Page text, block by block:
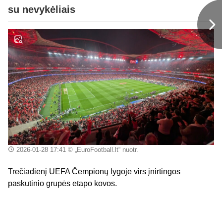
su nevykėliais
2026-01-28 17:41© „EuroFootball.lt“ nuotr.
Trečiadienį UEFA Čempionų lygoje virs įnirtingos
paskutinio grupės etapo kovos.